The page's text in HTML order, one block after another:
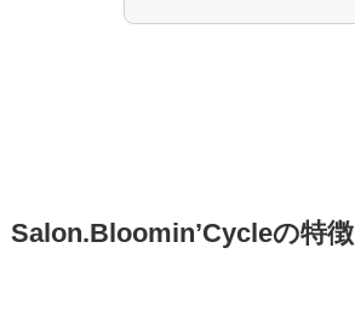
Salon.Bloomin’Cycleの特徴